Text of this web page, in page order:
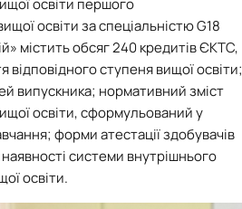
освіти першого
освіти за спеціальністюG18
містить обсяг 240 кредитів ЄКТС,
відповідного ступеня вищої освіти;
випускника; нормативний зміст
освіти, сформульований у
форми атестації здобувачів
системи внутрішнього
освіти.